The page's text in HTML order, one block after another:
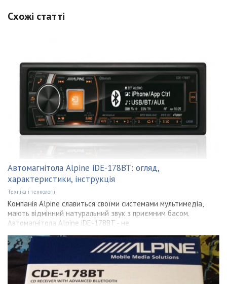
Схожі статті
Автомагнітола Alpine iDE-178BT: огляд,
характеристики, інструкція
Техніка і технології
Компанія Alpine славиться своїми системами мультимедіа,
мають відмінний натуральний звук з приємним басом.
Автомагнітола Alpine iDE-178BT - не